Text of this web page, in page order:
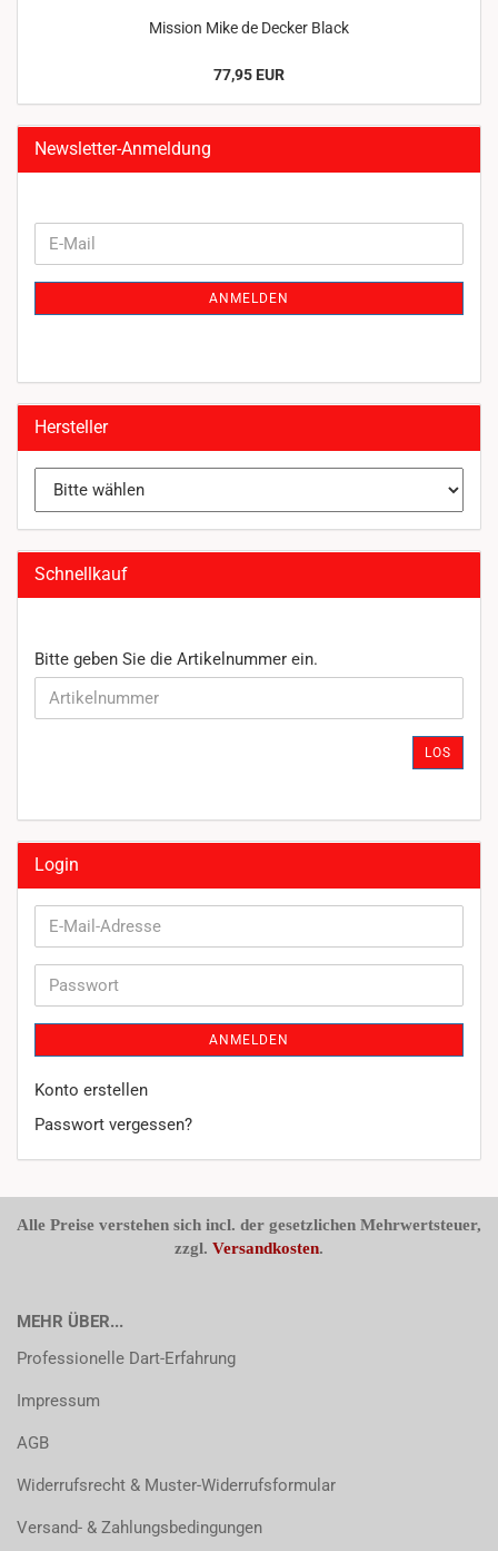
Mission Mike de Decker Black
77,95 EUR
Newsletter-Anmeldung
WEITER
ZUR
NEWSLETTER-
E-
Mail
ANMELDEN
Hersteller
Schnellkauf
BITTE
GEBEN
SIE
Bitte geben Sie die Artikelnummer ein.
LOS
Login
E-
Mail-
Passwort
ANMELDEN
Konto erstellen
Passwort vergessen?
Alle Preise verstehen sich incl. der gesetzlichen Mehrwertsteuer,
zzgl. Versandkosten.
MEHR ÜBER...
Professionelle Dart-Erfahrung
Impressum
AGB
Widerrufsrecht & Muster-Widerrufsformular
Versand- & Zahlungsbedingungen